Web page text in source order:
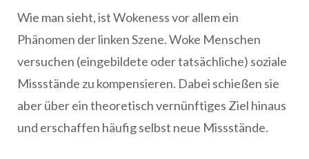
Wie man sieht, ist Wokeness vor allem ein
Phänomen der linken Szene. Woke Menschen
versuchen (eingebildete oder tatsächliche) soziale
Missstände zu kompensieren. Dabei schießen sie
aber über ein theoretisch vernünftiges Ziel hinaus
und erschaffen häufig selbst neue Missstände.